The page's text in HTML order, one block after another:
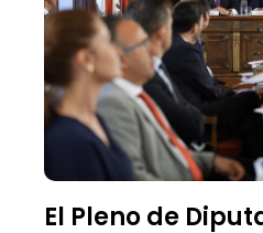
El Pleno de